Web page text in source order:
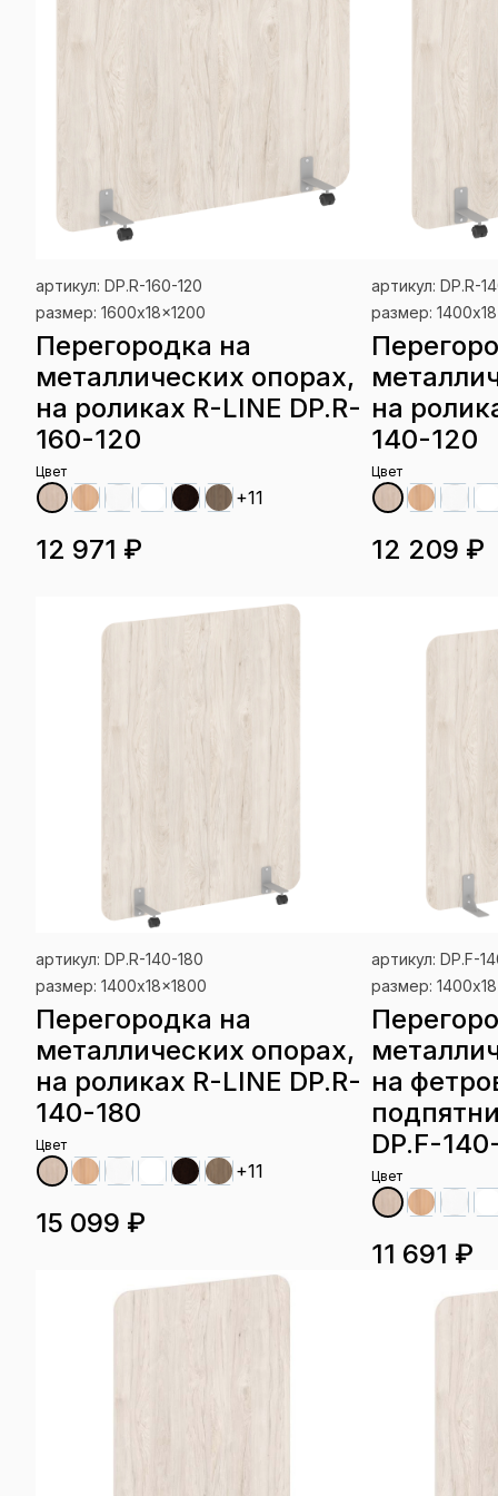
артикул: DP.R-160-120
размер: 1600x18x1200
Перегородка на
металлических опорах,
на роликах R-LINE DP.R-
160-120
Цвет
+11
12 971 ₽
артикул: DP.R-
размер:
на
140-120
Цвет
12 209 ₽
артикул: DP.R-140-180
размер: 1400x18x1800
Перегородка на
металлических опорах,
на роликах R-LINE DP.R-
140-180
Цвет
+11
15 099 ₽
артикул: DP.F-
размер:
на
DP.F-
Цвет
11 691 ₽